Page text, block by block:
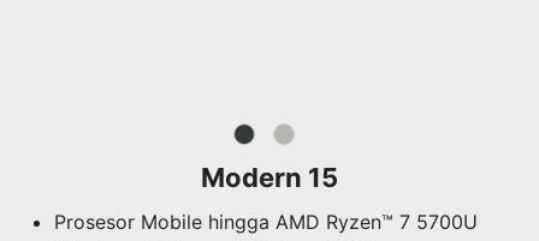
Modern 15
Prosesor Mobile hingga AMD Ryzen™ 7 5700U